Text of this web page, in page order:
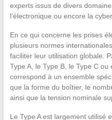
experts issus de divers
l’électronique ou encore la
En ce qui concerne les prises
plusieurs normes
faciliter leur utilisation globale.
Type A, le Type B, le Type C
correspond à un ensemble
que la forme du boîtier, le
ainsi que la tension nominale
Le Type A est largement utilisé